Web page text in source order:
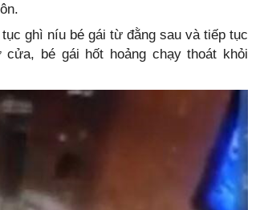
ghì níu bé gái từ đằng sau và tiếp tục
bé gái hốt hoảng chạy thoát khỏi